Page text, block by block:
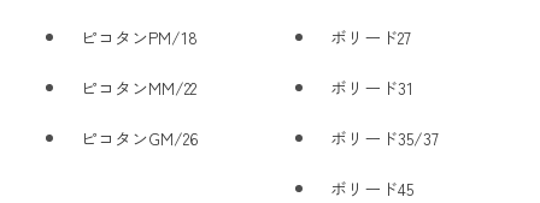
ピコタンPM/18
ピコタンMM/22
ピコタンGM/26
ボリード27
ボリード31
ボリード35/37
ボリード45